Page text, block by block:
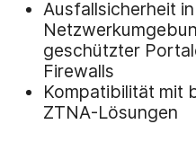
Ausfallsicherheit
geschützter
Firewalls
Kompatibilität mit
ZTNA-Lösungen